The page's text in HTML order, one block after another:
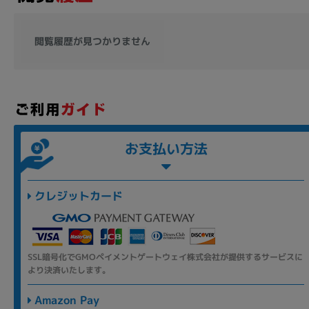
閲覧履歴が見つかりません
お支払い方法
クレジットカード
SSL暗号化でGMOペイメントゲートウェイ株式会社が提供するサービスに
より決済いたします。
Amazon Pay